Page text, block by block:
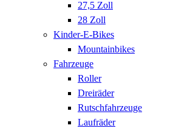
27,5 Zoll
28 Zoll
Kinder-E-Bikes
Mountainbikes
Fahrzeuge
Roller
Dreiräder
Rutschfahrzeuge
Laufräder